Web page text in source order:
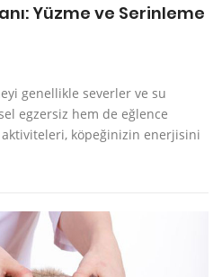
Yüzme ve Serinleme
genellikle severler ve su
egzersiz hem de eğlence
köpeğinizin enerjisini